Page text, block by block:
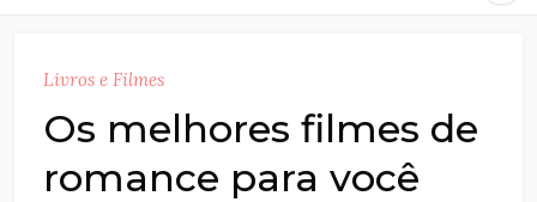
Livros e Filmes
Os melhores filmes de
romance para você